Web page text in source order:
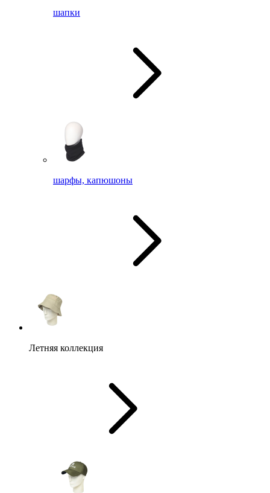
шапки
шарфы, капюшоны
Летняя коллекция